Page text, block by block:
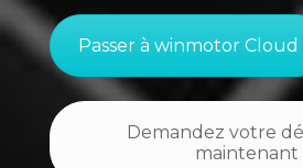
Passer à winmotor Cloud
Demandez votre
maintenant